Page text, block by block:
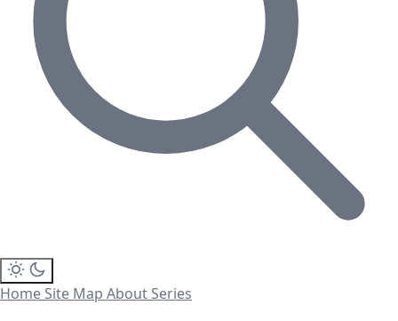
Home Site Map About Series